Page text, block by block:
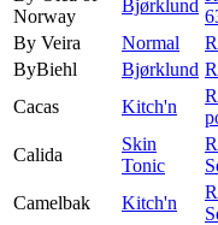
Norway
Bjørklund
By Veira
Normal
ByBiehl
Bjørklund
Cacas
Kitch'n
Calida
Skin
Tonic
Camelbak
Kitch'n